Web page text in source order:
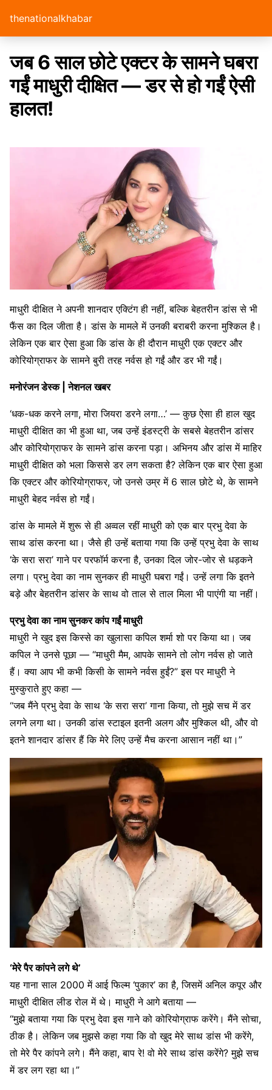
thenationalkhabar
जब 6 साल छोटे एक्टर के सामने घबरा
गईं माधुरी दीक्षित — डर से हो गईं ऐसी
हालत!
माधुरी दीक्षित ने अपनी शानदार एक्टिंग ही नहीं, बल्कि बेहतरीन डांस से भी
फैंस का दिल जीता है। डांस के मामले में उनकी बराबरी करना मुश्किल है।
लेकिन एक बार ऐसा हुआ कि डांस के ही दौरान माधुरी एक एक्टर और
कोरियोग्राफर के सामने बुरी तरह नर्वस हो गईं और डर भी गईं।
मनोरंजन डेस्क | नेशनल खबर
‘धक-धक करने लगा, मोरा जियरा डरने लगा…’ — कुछ ऐसा ही हाल खुद
माधुरी दीक्षित का भी हुआ था, जब उन्हें इंडस्ट्री के सबसे बेहतरीन डांसर
और कोरियोग्राफर के सामने डांस करना पड़ा। अभिनय और डांस में माहिर
माधुरी दीक्षित को भला किससे डर लग सकता है? लेकिन एक बार ऐसा हुआ
कि एक्टर और कोरियोग्राफर, जो उनसे उम्र में 6 साल छोटे थे, के सामने
माधुरी बेहद नर्वस हो गईं।
डांस के मामले में शुरू से ही अव्वल रहीं माधुरी को एक बार प्रभु देवा के
साथ डांस करना था। जैसे ही उन्हें बताया गया कि उन्हें प्रभु देवा के साथ
‘के सरा सरा’ गाने पर परफॉर्म करना है, उनका दिल जोर-जोर से धड़कने
लगा। प्रभु देवा का नाम सुनकर ही माधुरी घबरा गईं। उन्हें लगा कि इतने
बड़े और बेहतरीन डांसर के साथ वो ताल से ताल मिला भी पाएंगी या नहीं।
प्रभु देवा का नाम सुनकर कांप गईं माधुरी
माधुरी ने खुद इस किस्से का खुलासा कपिल शर्मा शो पर किया था। जब
कपिल ने उनसे पूछा — “माधुरी मैम, आपके सामने तो लोग नर्वस हो जाते
हैं। क्या आप भी कभी किसी के सामने नर्वस हुईं?” इस पर माधुरी ने
मुस्कुराते हुए कहा —
“जब मैंने प्रभु देवा के साथ ‘के सरा सरा’ गाना किया, तो मुझे सच में डर
लगने लगा था। उनकी डांस स्टाइल इतनी अलग और मुश्किल थी, और वो
इतने शानदार डांसर हैं कि मेरे लिए उन्हें मैच करना आसान नहीं था।”
‘मेरे पैर कांपने लगे थे’
यह गाना साल 2000 में आई फिल्म ‘पुकार’ का है, जिसमें अनिल कपूर और
माधुरी दीक्षित लीड रोल में थे। माधुरी ने आगे बताया —
“मुझे बताया गया कि प्रभु देवा इस गाने को कोरियोग्राफ करेंगे। मैंने सोचा,
ठीक है। लेकिन जब मुझसे कहा गया कि वो खुद मेरे साथ डांस भी करेंगे,
तो मेरे पैर कांपने लगे। मैंने कहा, बाप रे! वो मेरे साथ डांस करेंगे? मुझे सच
में डर लग रहा था।”